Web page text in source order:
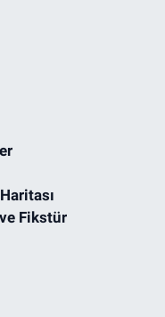
Fikstür